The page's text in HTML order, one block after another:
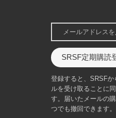
SRSF定期購読
登録すると、SRSF
ルを受け取ることに
す。届いたメールの
つでも撤回できます。